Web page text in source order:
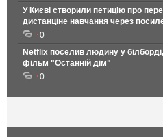
У Києві створили петицію про
дистанціне навчання через
0
Netflix поселив людину у
фільм "Останній дім"
0